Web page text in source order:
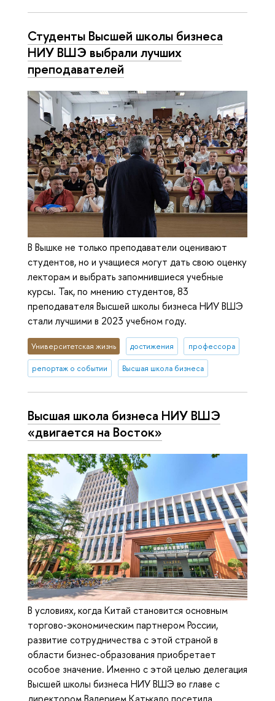
Студенты Высшей школы бизнеса
НИУ ВШЭ выбрали лучших
преподавателей
В Вышке не только преподаватели оценивают
студентов, но и учащиеся могут дать свою оценку
лекторам и выбрать запомнившиеся учебные
курсы. Так, по мнению студентов, 83
преподавателя Высшей школы бизнеса НИУ ВШЭ
стали лучшими в 2023 учебном году.
Университетская жизнь достижения профессора
репортаж о событии Высшая школа бизнеса
Высшая школа бизнеса НИУ ВШЭ
«двигается на Восток»
В условиях, когда Китай становится основным
торгово-экономическим партнером России,
развитие сотрудничества с этой страной в
области бизнес-образования приобретает
особое значение. Именно с этой целью делегация
Высшей школы бизнеса НИУ ВШЭ во главе с